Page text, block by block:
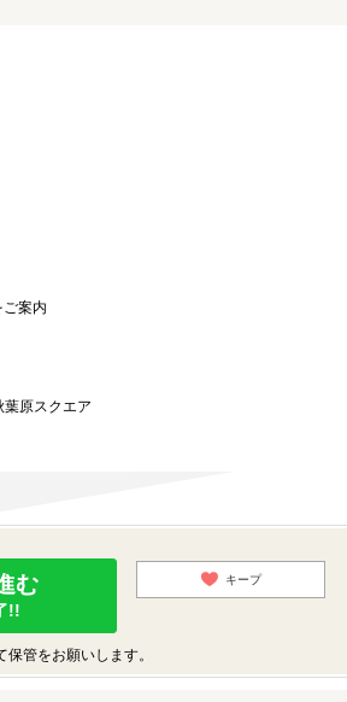
案内
原スクエア
む
!!
キープ
管をお願いします。